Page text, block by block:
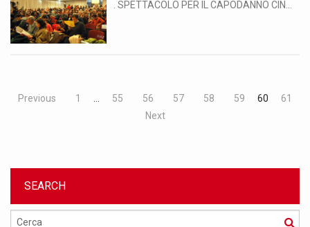
Previous 1 … 55 56 57 58 59 60
61
Next
SEARCH